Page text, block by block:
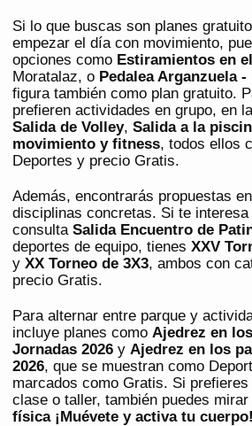
Si lo que buscas son planes
empezar el día con movimiento,
opciones como Estiramientos en
Moratalaz, o Pedalea Arganzuela
figura también como plan gratuito.
prefieren actividades en grupo, en
Salida de Volley, Salida a la
movimiento y fitness, todos ellos
Deportes y precio Gratis.
Además, encontrarás propuestas
disciplinas concretas. Si te interesa
consulta Salida Encuentro de
deportes de equipo, tienes XXV
y XX Torneo de 3X3, ambos con
precio Gratis.
Para alternar entre parque y
incluye planes como Ajedrez en
Jornadas 2026 y Ajedrez en los
2026, que se muestran como
marcados como Gratis. Si
clase o taller, también puedes mirar
física ¡Muévete y activa tu cuerpo!